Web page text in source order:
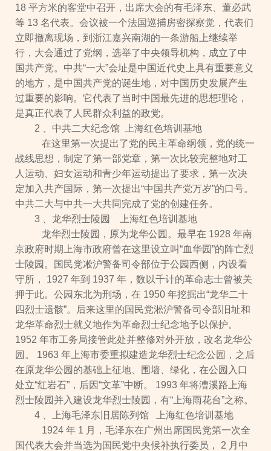
18 平方米的客堂中召开，出席大会的有毛泽东、董必武
等 13 名代表。会议被一个法国巡捕房密探察觉，代表们
立即撤离现场，到浙江嘉兴南湖的一条游船上继续举
行，大会通过了党纲，选举了中央领导机构，成立了中
国共产党。中共“一大”会址是中国近代史上具有重要意义
的地方，是中国共产党的诞生地，对中国历史发展产生
过重要的影响。它代表了当时中国最先进的思想理论，
是真正代表了人民群众利益的政党。
2 、中共二大纪念馆 上海红色培训基地
在这里第一次提出了党的民主革命纲领，党的统一
战线思想，制定了第一部党章，第一次比较完整地对工
人运动、妇女运动和青少年运动提出了要求，第一次决
定加入共产国际，第一次提出“中国共产党万岁”的口号。
中共二大与中共一大共同完成了党的创建任务。
3 、龙华烈士陵园 上海红色培训基地
龙华烈士陵园，原为龙华公园。最早在 1928 年南
京政府时期上海市政府曾在这里设立叫“血华园”的阵亡烈
士陵园。国民党凇沪警备司令部位于公园西侧，内设看
守所， 1927 年到 1937 年，数以千计的革命志士曾被关
押于此。公园东北为刑场，在 1950 年挖掘出“龙华二十
四烈士遗骸”。后来这里的国民党淞沪警备司令部旧址和
龙华革命烈士就义地作为革命烈士纪念地予以保护。
1952 年市工务局接管此处并整修对外开放，改名龙华公
园。 1963 年上海市委重拟建造龙华烈士纪念公园，之后
在原龙华公园的基础上征地、围墙、绿化，在公园入口
处立“红岩石”，后因“文革”中断。 1993 年将漕溪路上海
烈士陵园并入建设龙华烈士陵园，有“上海雨花台”之称。
4 、上海毛泽东旧居陈列馆 上海红色培训基地
1924 年 1 月，毛泽东在广州出席国民党第一次全
国代表大会并当选为国民党中央候补执行委员， 2 月中